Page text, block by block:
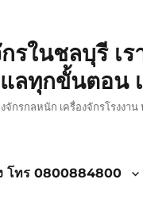
รในชลบุรี เ
ลทุกขั้นตอน
กรกลหนัก เครื่องจักรโรงงา
โทร 0800884800